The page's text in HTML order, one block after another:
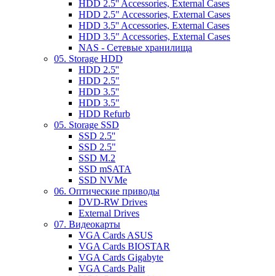
HDD 2.5'' Accessories, External Cases
HDD 2.5" Accessories, External Cases
HDD 3.5'' Accessories, External Cases
HDD 3.5" Accessories, External Cases
NAS - Сетевые хранилища
05. Storage HDD
HDD 2.5''
HDD 2.5"
HDD 3.5''
HDD 3.5"
HDD Refurb
05. Storage SSD
SSD 2.5''
SSD 2.5"
SSD M.2
SSD mSATA
SSD NVMe
06. Оптические приводы
DVD-RW Drives
External Drives
07. Видеокарты
VGA Cards ASUS
VGA Cards BIOSTAR
VGA Cards Gigabyte
VGA Cards Palit